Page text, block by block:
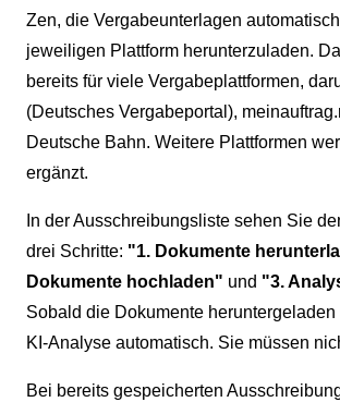
Zen, die Vergabeunterlagen
jeweiligen Plattform herunterzuladen.
bereits für viele Vergabeplattformen,
(Deutsches Vergabeportal),
Deutsche Bahn. Weitere Plattformen
ergänzt.
In der Ausschreibungsliste sehen Sie
drei Schritte: "1. Dokumente
Dokumente hochladen" und "3.
Sobald die Dokumente heruntergeladen
KI-Analyse automatisch. Sie müssen
Bei bereits gespeicherten